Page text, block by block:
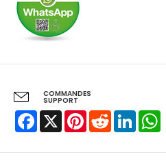
COMMANDES
SUPPORT
Facebook
X PinterestRedditLinkedIn